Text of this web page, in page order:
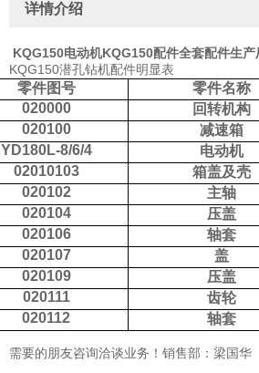
详情介绍
KQG150电动机KQG150配件全套配件生产
KQG150潜孔钻机配件明显表
零件图号 零件名称
020000
回转机构
020100
减速箱
YD180L-8/6/4 电动机
02010103
箱盖及壳
020102
主轴
020104
压盖
020106
轴套
020107
盖
020109
压盖
020111
齿轮
020112
轴套
需要的朋友咨询洽谈业务！销售部：梁国华